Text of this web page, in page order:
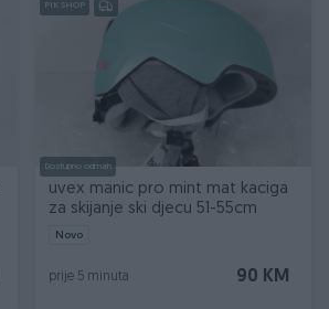
PIK SHOP
Dostupno odmah
uvex manic pro mint mat kaciga
za skijanje ski djecu 51-55cm
Novo
90 KM
prije 5 minuta